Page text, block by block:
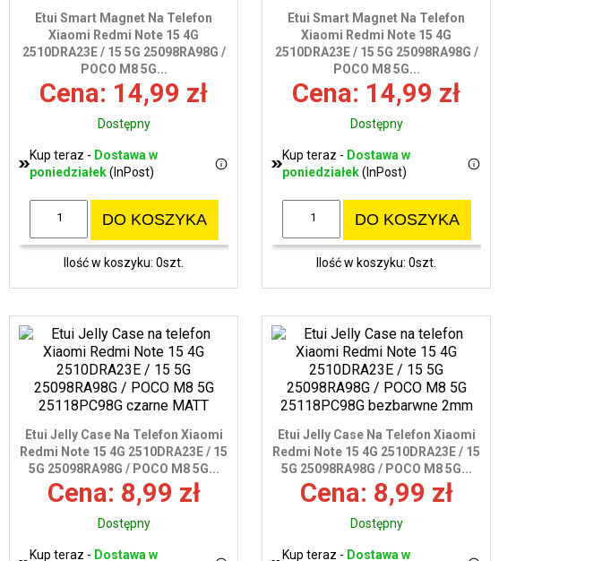
Etui Smart Magnet Na Telefon
Xiaomi Redmi Note 15 4G
2510DRA23E / 15 5G 25098RA98G /
POCO M8 5G...
Cena: 14,99 zł
Dostępny
Kup teraz - Dostawa w
poniedziałek(InPost)
DO KOSZYKA
Ilość w koszyku: 0szt.
Etui Smart Magnet Na Telefon
Xiaomi Redmi Note 15 4G
2510DRA23E / 15 5G 25098RA98G /
POCO M8 5G...
Cena: 14,99 zł
Dostępny
Kup teraz - Dostawa w
poniedziałek(InPost)
DO KOSZYKA
Ilość w koszyku: 0szt.
Etui Jelly Case Na Telefon Xiaomi
Redmi Note 15 4G 2510DRA23E / 15
5G 25098RA98G / POCO M8 5G...
Cena: 8,99 zł
Dostępny
Kup teraz - Dostawa w
Etui Jelly Case Na Telefon Xiaomi
Redmi Note 15 4G 2510DRA23E / 15
5G 25098RA98G / POCO M8 5G...
Cena: 8,99 zł
Dostępny
Kup teraz - Dostawa w